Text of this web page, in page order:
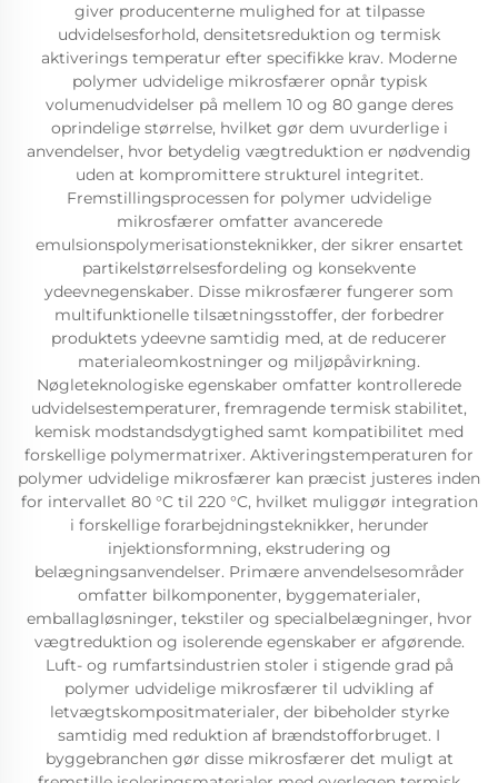
giver producenterne mulighed for at tilpasse
udvidelsesforhold, densitetsreduktion og termisk
aktiverings temperatur efter specifikke krav. Moderne
polymer udvidelige mikrosfærer opnår typisk
volumenudvidelser på mellem 10 og 80 gange deres
oprindelige størrelse, hvilket gør dem uvurderlige i
anvendelser, hvor betydelig vægtreduktion er nødvendig
uden at kompromittere strukturel integritet.
Fremstillingsprocessen for polymer udvidelige
mikrosfærer omfatter avancerede
emulsionspolymerisationsteknikker, der sikrer ensartet
partikelstørrelsesfordeling og konsekvente
ydeevnegenskaber. Disse mikrosfærer fungerer som
multifunktionelle tilsætningsstoffer, der forbedrer
produktets ydeevne samtidig med, at de reducerer
materialeomkostninger og miljøpåvirkning.
Nøgleteknologiske egenskaber omfatter kontrollerede
udvidelsestemperaturer, fremragende termisk stabilitet,
kemisk modstandsdygtighed samt kompatibilitet med
forskellige polymermatrixer. Aktiveringstemperaturen for
polymer udvidelige mikrosfærer kan præcist justeres inden
for intervallet 80 °C til 220 °C, hvilket muliggør integration
i forskellige forarbejdningsteknikker, herunder
injektionsformning, ekstrudering og
belægningsanvendelser. Primære anvendelsesområder
omfatter bilkomponenter, byggematerialer,
emballagløsninger, tekstiler og specialbelægninger, hvor
vægtreduktion og isolerende egenskaber er afgørende.
Luft- og rumfartsindustrien stoler i stigende grad på
polymer udvidelige mikrosfærer til udvikling af
letvægtskompositmaterialer, der bibeholder styrke
samtidig med reduktion af brændstofforbruget. I
byggebranchen gør disse mikrosfærer det muligt at